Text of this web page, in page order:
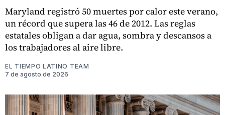
Maryland registró 50 muertes por calor este verano,
un récord que supera las 46 de 2012. Las reglas
estatales obligan a dar agua, sombra y descansos a
los trabajadores al aire libre.
EL TIEMPO LATINO TEAM
7 de agosto de 2026